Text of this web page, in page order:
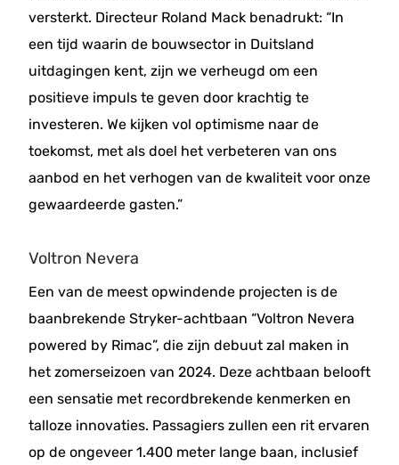
versterkt. Directeur Roland Mack benadrukt: “In
een tijd waarin de bouwsector in Duitsland
uitdagingen kent, zijn we verheugd om een
positieve impuls te geven door krachtig te
investeren. We kijken vol optimisme naar de
toekomst, met als doel het verbeteren van ons
aanbod en het verhogen van de kwaliteit voor onze
gewaardeerde gasten.”
Voltron Nevera
Een van de meest opwindende projecten is de
baanbrekende Stryker-achtbaan “Voltron Nevera
powered by Rimac”, die zijn debuut zal maken in
het zomerseizoen van 2024. Deze achtbaan belooft
een sensatie met recordbrekende kenmerken en
talloze innovaties. Passagiers zullen een rit ervaren
op de ongeveer 1.400 meter lange baan, inclusief